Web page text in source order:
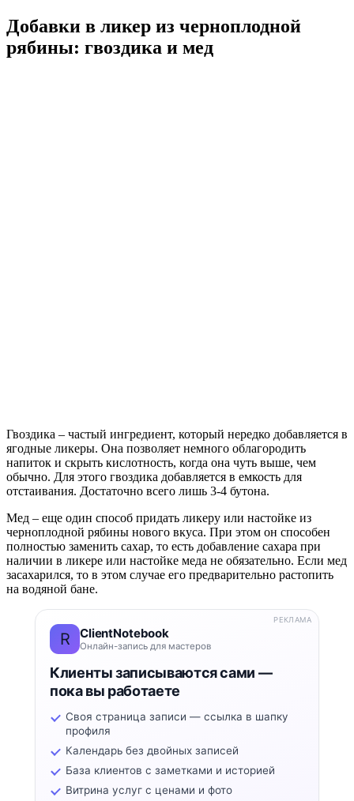
Добавки в ликер из черноплодной
рябины: гвоздика и мед
Гвоздика – частый ингредиент, который нередко добавляется в
ягодные ликеры. Она позволяет немного облагородить
напиток и скрыть кислотность, когда она чуть выше, чем
обычно. Для этого гвоздика добавляется в емкость для
отстаивания. Достаточно всего лишь 3-4 бутона.
Мед – еще один способ придать ликеру или настойке из
черноплодной рябины нового вкуса. При этом он способен
полностью заменить сахар, то есть добавление сахара при
наличии в ликере или настойке меда не обязательно. Если мед
засахарился, то в этом случае его предварительно растопить
на водяной бане.
R ClientNotebook
Онлайн-запись для мастеров
Клиенты записываются сами —
пока вы работаете
Своя страница записи — ссылка в шапку
профиля
Календарь без двойных записей
База клиентов с заметками и историей
Витрина услуг с ценами и фото
РЕКЛАМА